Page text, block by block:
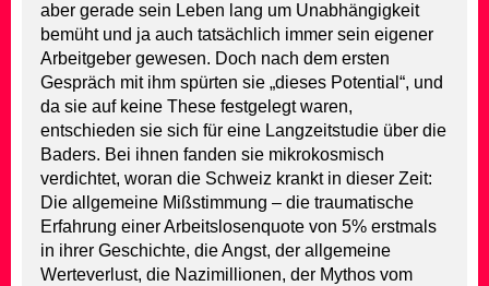
aber gerade sein Leben lang um Unabhängigkeit
bemüht und ja auch tatsächlich immer sein eigener
Arbeitgeber gewesen. Doch nach dem ersten
Gespräch mit ihm spürten sie „dieses Potential“, und
da sie auf keine These festgelegt waren,
entschieden sie sich für eine Langzeitstudie über die
Baders. Bei ihnen fanden sie mikrokosmisch
verdichtet, woran die Schweiz krankt in dieser Zeit:
Die allgemeine Mißstimmung – die traumatische
Erfahrung einer Arbeitslosenquote von 5% erstmals
in ihrer Geschichte, die Angst, der allgemeine
Werteverlust, die Nazimillionen, der Mythos vom